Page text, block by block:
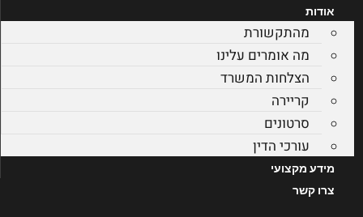
אודות
מהתקשורת
מה אומרים עלינו
הצלחות המשרד
קריירה
סרטונים
עורכי הדין
מידע מקצועי
צרו קשר